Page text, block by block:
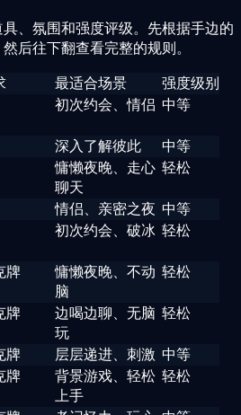
、氛围和强度评级。先根据手边的
后往下翻查看完整的规则。
最适合场景
强度级别
初次约会、情侣 中等
深入了解彼此
中等
慵懒夜晚、走心
聊天
轻松
情侣、亲密之夜 中等
初次约会、破冰 轻松
牌
慵懒夜晚、不动
脑
轻松
牌
边喝边聊、无脑
玩
轻松
牌 层层递进、刺激 中等
牌
背景游戏、轻松
上手
轻松